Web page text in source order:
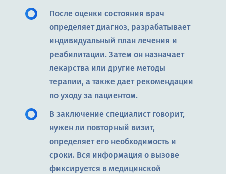
После оценки состояния врач
определяет диагноз, разрабатывает
индивидуальный план лечения и
реабилитации. Затем он назначает
лекарства или другие методы
терапии, а также дает рекомендации
по уходу за пациентом.
В заключение специалист говорит,
нужен ли повторный визит,
определяет его необходимость и
сроки. Вся информация о вызове
фиксируется в медицинской